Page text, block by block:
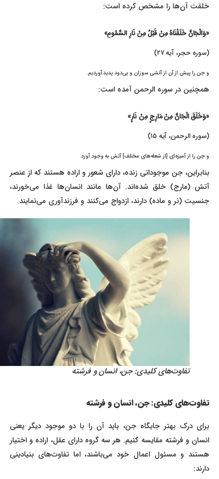
خلقت آن‌ها را مشخص کرده است:
«وَالْجَانَّ خَلَقْنَاهُ مِنْ قَبْلُ مِنْ نَارِ السَّمُومِ»
(سوره حجر، آیه ۲۷)
و جن را پیش از آن از آتشی سوزان و بی‌دود پدید آوردیم.
همچنین در سوره الرحمن آمده است:
«وَخَلَقَ الْجَانَّ مِنْ مَارِجٍ مِنْ نَارٍ»
(سوره الرحمن، آیه ۱۵)
و جن را از آمیزه‌ای [از شعله‌های مختلف] آتش به وجود آورد.
بنابراین، جن موجوداتی زنده، دارای شعور و اراده هستند که از عنصر
آتش (مارج) خلق شده‌اند. آن‌ها مانند انسان‌ها غذا می‌خورند،
جنسیت (نر و ماده) دارند، ازدواج می‌کنند و فرزندآوری می‌نمایند.
تفاوت‌های کلیدی: جن، انسان و فرشته
تفاوت‌های کلیدی: جن، انسان و فرشته
برای درک بهتر جایگاه جن، باید آن را با دو موجود دیگر یعنی
انسان و فرشته مقایسه کنیم. هر سه گروه دارای عقل، اراده و اختیار
هستند و مسئول اعمال خود می‌باشند، اما تفاوت‌های بنیادینی
دارند: